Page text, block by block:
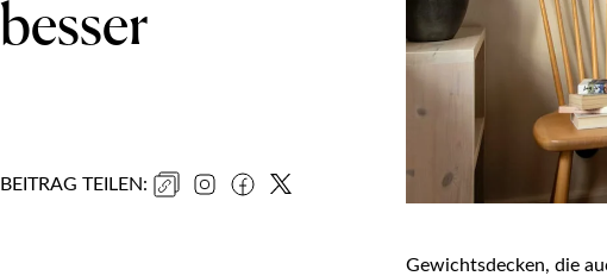
besser
BEITRAG TEILEN:
Gewichtsdecken, die